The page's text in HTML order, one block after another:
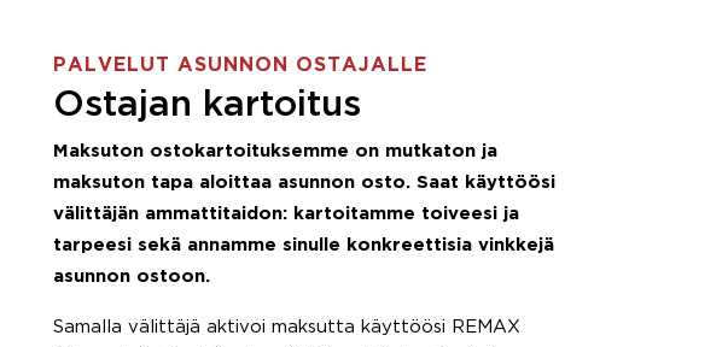
PALVELUT ASUNNON OSTAJALLE
Ostajan kartoitus
Maksuton ostokartoituksemme on mutkaton ja
maksuton tapa aloittaa asunnon osto. Saat käyttöösi
välittäjän ammattitaidon: kartoitamme toiveesi ja
tarpeesi sekä annamme sinulle konkreettisia vinkkejä
asunnon ostoon.
Samalla välittäjä aktivoi maksutta käyttöösi REMAX